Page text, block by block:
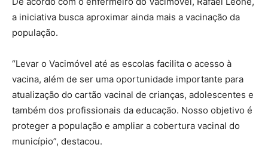
a iniciativa busca aproximar ainda mais a vacinação da
população.
“Levar o Vacimóvel até as escolas facilita o acesso à
vacina, além de ser uma oportunidade importante para
atualização do cartão vacinal de crianças, adolescentes e
também dos profissionais da educação. Nosso objetivo é
proteger a população e ampliar a cobertura vacinal do
município”, destacou.